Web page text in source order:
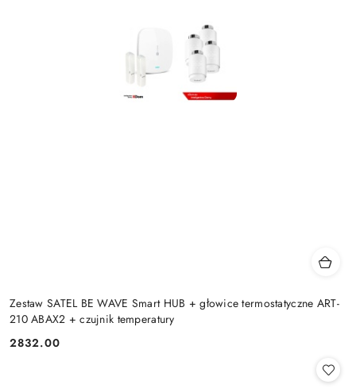
Zestaw SATEL BE WAVE Smart HUB + głowice termostatyczne ART-
210 ABAX2 + czujnik temperatury
Cena:
2832.00